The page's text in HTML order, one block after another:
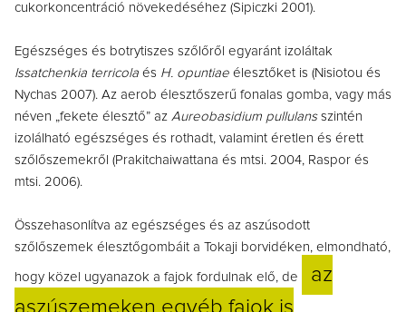
cukorkoncentráció növekedéséhez (Sipiczki 2001).
Egészséges és botrytiszes szőlőről egyaránt izoláltak
Issatchenkia terricola és H. opuntiae élesztőket is (Nisiotou és
Nychas 2007). Az aerob élesztőszerű fonalas gomba, vagy más
néven „fekete élesztő” az Aureobasidium pullulansszintén
izolálható egészséges és rothadt, valamint éretlen és érett
szőlőszemekről (Prakitchaiwattana és mtsi. 2004, Raspor és
mtsi. 2006).
Összehasonlítva az egészséges és az aszúsodott
szőlőszemek élesztőgombáit a Tokaji borvidéken, elmondható,
hogy közel ugyanazok a fajok fordulnak elő, de
az
aszúszemeken egyéb fajok is